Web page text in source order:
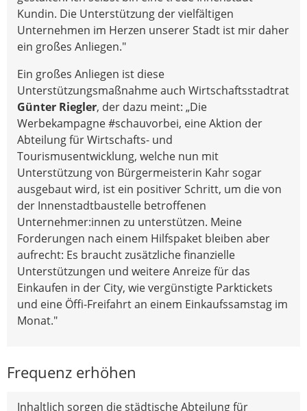
Kundin. Die Unterstützung der vielfältigen
Unternehmen im Herzen unserer Stadt ist mir daher
ein großes Anliegen."
Ein großes Anliegen ist diese
Unterstützungsmaßnahme auch Wirtschaftsstadtrat
Günter Riegler, der dazu meint: „Die
Werbekampagne #schauvorbei, eine Aktion der
Abteilung für Wirtschafts- und
Tourismusentwicklung, welche nun mit
Unterstützung von Bürgermeisterin Kahr sogar
ausgebaut wird, ist ein positiver Schritt, um die von
der Innenstadtbaustelle betroffenen
Unternehmer:innen zu unterstützen. Meine
Forderungen nach einem Hilfspaket bleiben aber
aufrecht: Es braucht zusätzliche finanzielle
Unterstützungen und weitere Anreize für das
Einkaufen in der City, wie vergünstigte Parktickets
und eine Öffi-Freifahrt an einem Einkaufssamstag im
Monat."
Frequenz erhöhen
Inhaltlich sorgen die städtische Abteilung für